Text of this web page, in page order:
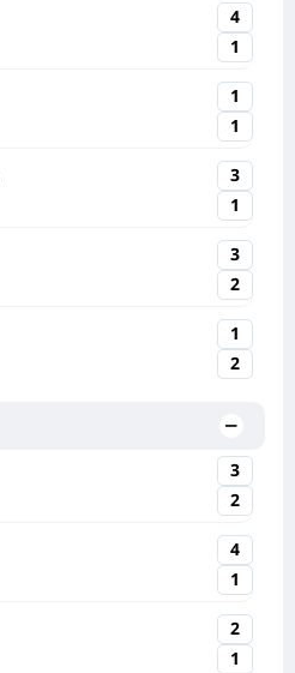
4
1
1
1
3
1
3
2
1
2
3
2
4
1
2
1